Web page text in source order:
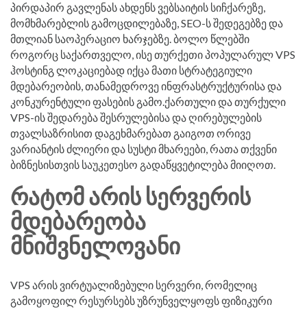
პირდაპირ გავლენას ახდენს ვებსაიტის სიჩქარეზე,
მომხმარებლის გამოცდილებაზე, SEO-ს შედეგებზე და
მთლიან საოპერაციო ხარჯებზე. ბოლო წლებში
როგორც საქართველო, ისე თურქეთი პოპულარულ VPS
ჰოსტინგ ლოკაციებად იქცა მათი სტრატეგიული
მდებარეობის, თანამედროვე ინფრასტრუქტურისა და
კონკურენტული ფასების გამო.ქართული და თურქული
VPS-ის შედარება შესრულებისა და ღირებულების
თვალსაზრისით დაგეხმარებათ გაიგოთ ორივე
ვარიანტის ძლიერი და სუსტი მხარეები, რათა თქვენი
ბიზნესისთვის საუკეთესო გადაწყვეტილება მიიღოთ.
ᲠᲐᲢᲝᲛ ᲐᲠᲘᲡ ᲡᲔᲠᲕᲔᲠᲘᲡ
ᲛᲓᲔᲑᲐᲠᲔᲝᲑᲐ
ᲛᲜᲘᲨᲕᲜᲔᲚᲝᲕᲐᲜᲘ
VPS არის ვირტუალიზებული სერვერი, რომელიც
გამოყოფილ რესურსებს უზრუნველყოფს ფიზიკური